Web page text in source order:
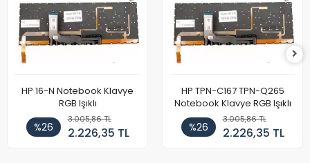
HP 16-N Notebook Klavye
RGB Işıklı
%26
3.005,86 TL
2.226,35 TL
HP TPN-C167 TPN-Q265
Notebook Klavye RGB Işıklı
%26
3.005,86 TL
2.226,35 TL